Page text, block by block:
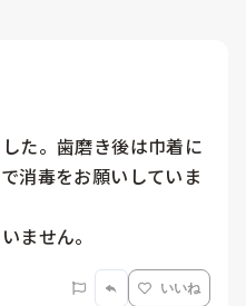
た。歯磨き後は巾着に
消毒をお願いしていま
ません。
いいね